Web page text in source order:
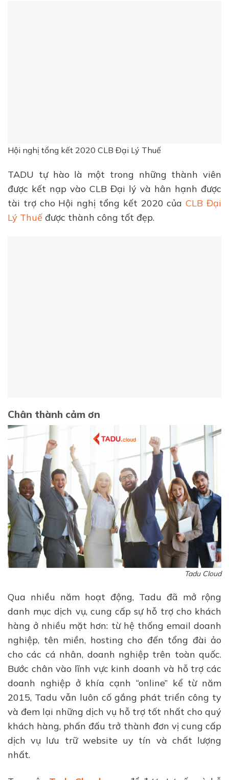
Hội nghị tổng kết 2020 CLB Đại Lý Thuế
TADU tự hào là một trong những thành viên
được kết nạp vào CLB Đại lý và hân hạnh được
tài trợ cho Hội nghị tổng kết 2020 củaCLB Đại
Lý Thuế được thành công tốt đẹp.
Chân thành cảm ơn
Tadu Cloud
Qua nhiều năm hoạt động, Tadu đã mở rộng
danh mục dịch vụ, cung cấp sự hỗ trợ cho khách
hàng ở nhiều mặt hơn: từ hệ thống email doanh
nghiệp, tên miền, hosting cho đến tổng đài ảo
cho các cá nhân, doanh nghiệp trên toàn quốc.
Bước chân vào lĩnh vực kinh doanh và hỗ trợ các
doanh nghiệp ở khía cạnh “online” kể từ năm
2015, Tadu vẫn luôn cố gắng phát triển công ty
và đem lại những dịch vụ hỗ trợ tốt nhất cho quý
khách hàng, phấn đấu trở thành đơn vị cung cấp
dịch vụ lưu trữ website uy tín và chất lượng
nhất.